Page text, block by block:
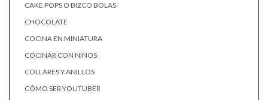
CAKE POPS O BIZCO BOLAS
CHOCOLATE
COCINA EN MINIATURA
COCINAR CON NIÑOS
COLLARES Y ANILLOS
CÓMO SER YOUTUBER